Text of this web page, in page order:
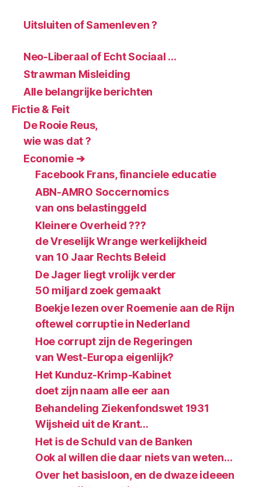
Uitsluiten of Samenleven ?
Neo-Liberaal of Echt Sociaal …
Strawman Misleiding
Alle belangrijke berichten
Fictie & Feit
De Rooie Reus,
wie was dat ?
Economie ➔
Facebook Frans, financiele educatie
ABN-AMRO Soccernomics
van ons belastinggeld
Kleinere Overheid ???
de Vreselijk Wrange werkelijkheid
van 10 Jaar Rechts Beleid
De Jager liegt vrolijk verder
50 miljard zoek gemaakt
Boekje lezen over Roemenie aan de Rijn
oftewel corruptie in Nederland
Hoe corrupt zijn de Regeringen
van West-Europa eigenlijk?
Het Kunduz-Krimp-Kabinet
doet zijn naam alle eer aan
Behandeling Ziekenfondswet 1931
Wijsheid uit de Krant…
Het is de Schuld van de Banken
Ook al willen die daar niets van weten…
Over het basisloon, en de dwaze ideeen